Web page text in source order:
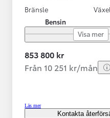
Från 599 900 kr
HYBRID
Bränsle
Bensin
Visa mer
853 800 kr
Från 10 251 kr/mån
Läs mer
Kontakta